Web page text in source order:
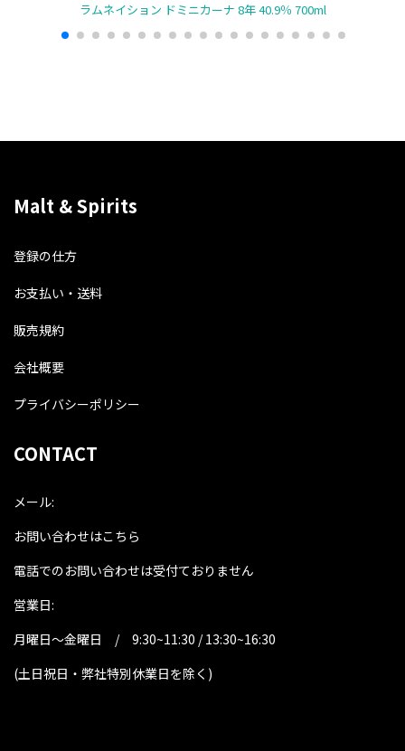
ラムネイション ドミニカーナ 8年 40.9％ 700ml
Malt & Spirits
登録の仕方
お支払い・送料
販売規約
会社概要
プライバシーポリシー
CONTACT
メール:
お問い合わせはこちら
電話でのお問い合わせは受付ておりません
営業日:
月曜日～金曜日 / 9:30~11:30 / 13:30~16:30
(土日祝日・弊社特別休業日を除く )